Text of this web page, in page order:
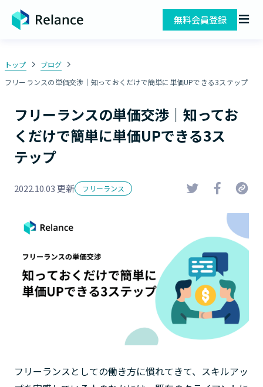
無料会員登録
トップ
ブログ
フリーランスの単価交渉｜知っておくだけで簡単に単価UPできる3ステップ
フリーランスの単価交渉｜知ってお
くだけで簡単に単価UPできる3ス
テップ
2022.10.03 更新 フリーランス
フリーランスとしての働き方に慣れてきて、スキルアッ